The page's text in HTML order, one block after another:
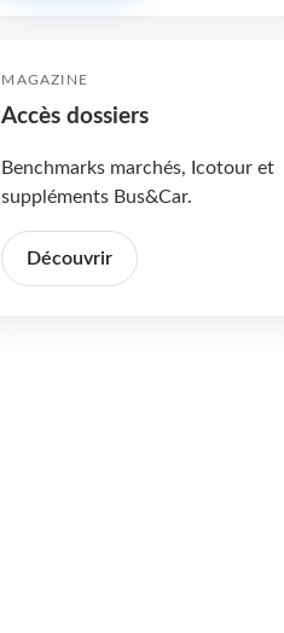
MAGAZINE
Accès dossiers
Benchmarks marchés, Icotour et
suppléments Bus&Car.
Découvrir